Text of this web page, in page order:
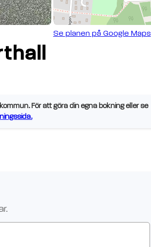
Se planen på Google Maps
För att göra din egna bokning eller se